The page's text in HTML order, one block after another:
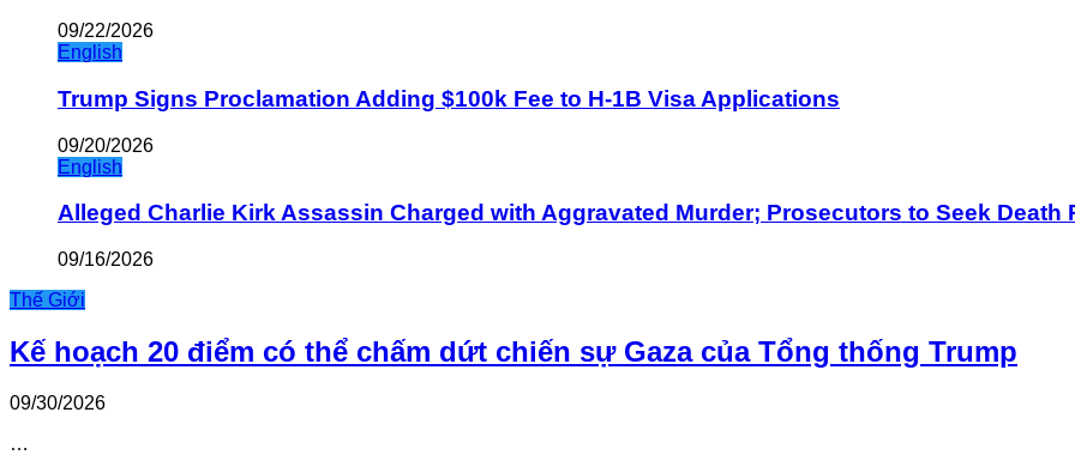
09/22/2026
English
Trump Signs Proclamation Adding $100k Fee to H-1B Visa Applications
09/20/2026
English
Alleged Charlie Kirk Assassin Charged with Aggravated Murder; Prosecutors to Seek Death
09/16/2026
Thế Giới
Kế hoạch 20 điểm có thể chấm dứt chiến sự Gaza của Tổng thống Trump
09/30/2026
…